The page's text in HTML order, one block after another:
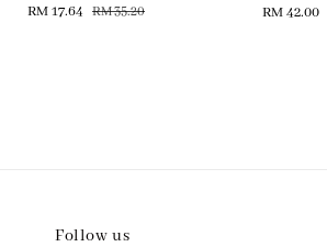
Sale
RM 17.64 Regular
RM 35.20
Regular
RM 42.00
Follow us